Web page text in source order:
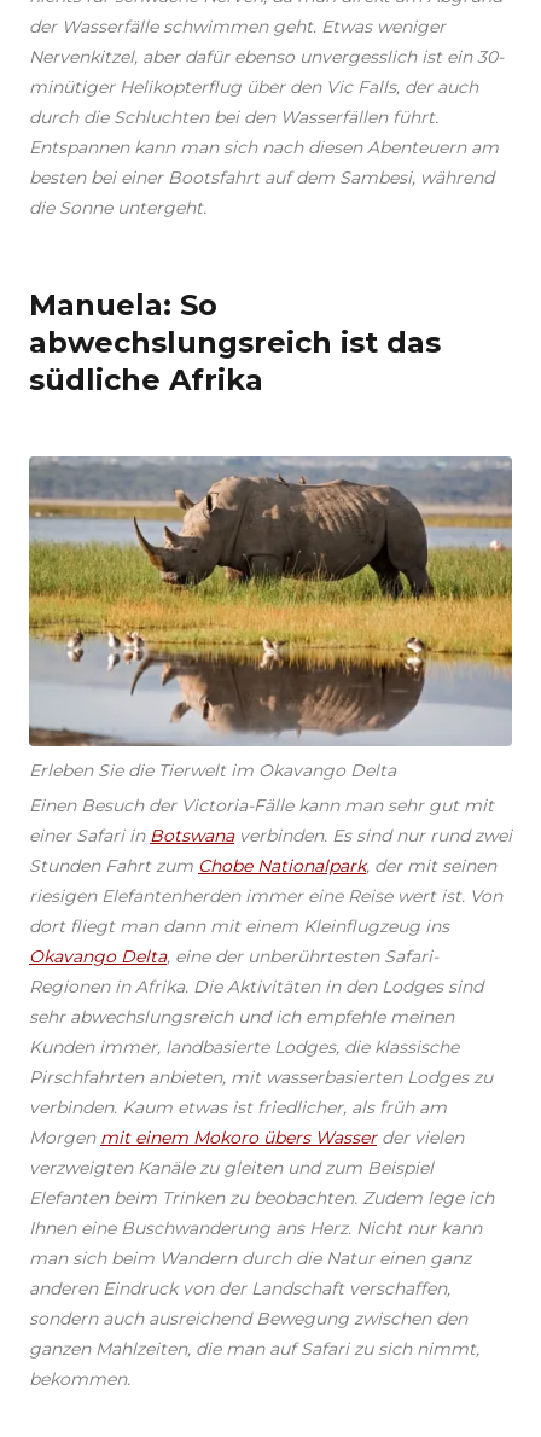
der Wasserfälle schwimmen geht. Etwas weniger
Nervenkitzel, aber dafür ebenso unvergesslich ist ein 30-
minütiger Helikopterflug über den Vic Falls, der auch
durch die Schluchten bei den Wasserfällen führt.
Entspannen kann man sich nach diesen Abenteuern am
besten bei einer Bootsfahrt auf dem Sambesi, während
die Sonne untergeht.
Manuela: So
abwechslungsreich ist das
südliche Afrika
Erleben Sie die Tierwelt im Okavango Delta
Einen Besuch der Victoria-Fälle kann man sehr gut mit
einer Safari in Botswanaverbinden. Es sind nur rund zwei
Stunden Fahrt zum Chobe Nationalpark, der mit seinen
riesigen Elefantenherden immer eine Reise wert ist. Von
dort fliegt man dann mit einem Kleinflugzeug ins
Okavango Delta, eine der unberührtesten Safari-
Regionen in Afrika. Die Aktivitäten in den Lodges sind
sehr abwechslungsreich und ich empfehle meinen
Kunden immer, landbasierte Lodges, die klassische
Pirschfahrten anbieten, mit wasserbasierten Lodges zu
verbinden. Kaum etwas ist friedlicher, als früh am
Morgen mit einem Mokoro übers Wasserder vielen
verzweigten Kanäle zu gleiten und zum Beispiel
Elefanten beim Trinken zu beobachten. Zudem lege ich
Ihnen eine Buschwanderung ans Herz. Nicht nur kann
man sich beim Wandern durch die Natur einen ganz
anderen Eindruck von der Landschaft verschaffen,
sondern auch ausreichend Bewegung zwischen den
ganzen Mahlzeiten, die man auf Safari zu sich nimmt,
bekommen.